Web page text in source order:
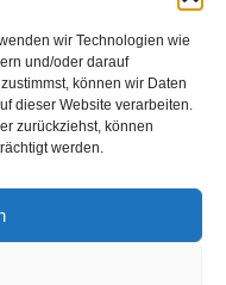
wir Technologien wie
und/oder darauf
können wir Daten
dieser Website verarbeiten.
zurückziehst, können
werden.
3004
2067
567